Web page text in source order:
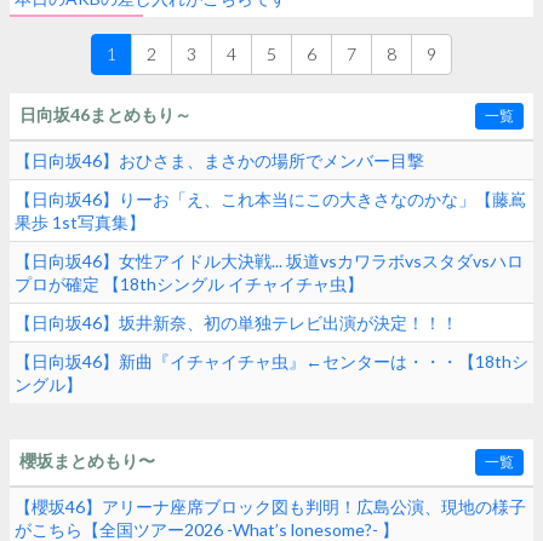
1 2 3 4 5 6 7 8 9
日向坂46まとめもり～ 一覧
【日向坂46】おひさま、まさかの場所でメンバー目撃
【日向坂46】りーお「え、これ本当にこの大きさなのかな」【藤嶌
果歩 1st写真集】
【日向坂46】女性アイドル大決戦... 坂道vsカワラボvsスタダvsハロ
プロが確定 【18thシングル イチャイチャ虫】
【日向坂46】坂井新奈、初の単独テレビ出演が決定！！！
【日向坂46】新曲『イチャイチャ虫』←センターは・・・【18thシ
ングル】
櫻坂まとめもり〜 一覧
【櫻坂46】アリーナ座席ブロック図も判明！広島公演、現地の様子
がこちら【全国ツアー2026 -What’s lonesome?- 】